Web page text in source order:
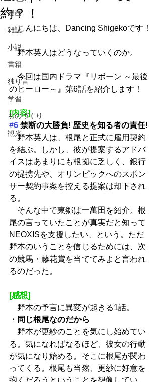
漫画
雑誌
小説
書籍
独り言
学習
ものづくり
観光
約？！
こんにちは、Dancing Shigekoです！
野本英人はどうなっていくのか。
今回は国内ドラマ『リボーン ～最後
のヒーロー～』第6話を紹介します！
[内容]
#6 禁断の大勝負! 歴史を知る者の責任!
野本英人は、根尾と正式に雇用契約
を結ぶ。しかし、彼が提案するアドバ
イスはあまりにも根拠に乏しく、銀行
の提携先や、オリンピックへのスポン
サー契約事案を控える提案は却下され
る。
そんな中で東郷は一萬田を紹介。根
尾の言っていたことが真実だと知って
NEOXISを支援したい、という。ただ
野本のいうことを信じるためには、次
の競馬・藤花賞を当ててみよと言われ
るのだった。
[感想]
野本の予言に異変が起きる1話。
・同じ根尾なのだから
野本が更紗のことを気にし始めてい
る。気になればなるほど、彼女の行動
が気になり始める。そこに根尾が関わ
ってくる。根尾も当然、更紗に好意を
抱くだろうということを想像してい